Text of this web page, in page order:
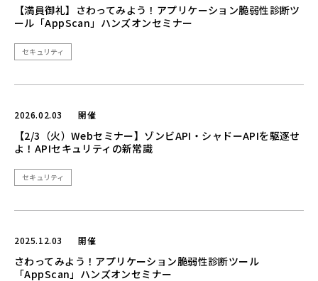
【満員御礼】さわってみよう！アプリケーション脆弱性診断ツ
ール「AppScan」ハンズオンセミナー
セキュリティ
2026.02.03 開催
【2/3（火）Webセミナー】ゾンビAPI・シャドーAPIを駆逐せ
よ！APIセキュリティの新常識
セキュリティ
2025.12.03 開催
さわってみよう！アプリケーション脆弱性診断ツール
「AppScan」ハンズオンセミナー